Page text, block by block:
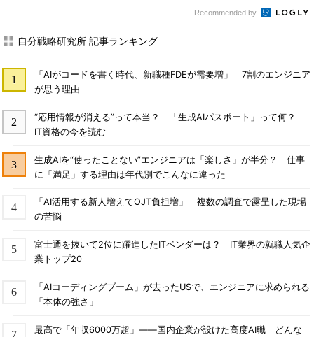
Recommended by
自分戦略研究所 記事ランキング
「AIがコードを書く時代、新職種FDEが需要増」 7割のエンジニア
が思う理由
“応用情報が消える”って本当？ 「生成AIパスポート」って何？
IT資格の今を読む
生成AIを“使ったことない”エンジニアは「楽しさ」が半分？ 仕事
に「満足」する理由は年代別でこんなに違った
「AI活用する新人増えてOJT負担増」 複数の調査で露呈した現場
の苦悩
富士通を抜いて2位に躍進したITベンダーは？ IT業界の就職人気企
業トップ20
「AIコーディングブーム」が去ったUSで、エンジニアに求められる
「本体の強さ」
最高で「年収6000万超」――国内企業が設けた高度AI職 どんな